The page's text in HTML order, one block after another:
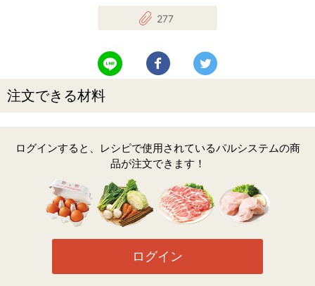
277
LINEで送る Facebookでシェアする
注文できる材料
ログインすると、レシピで使用されているパルシステムの商
品が注文できます！
ログイン